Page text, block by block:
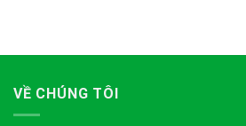
VỀ CHÚNG TÔI